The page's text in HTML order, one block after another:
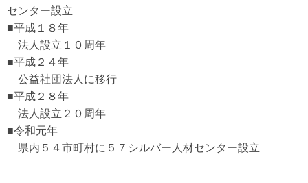
センター設立
■平成１８年
法人設立１０周年
■平成２４年
公益社団法人に移行
■平成２８年
法人設立２０周年
■令和元年
県内５４市町村に５７シルバー人材センター設立